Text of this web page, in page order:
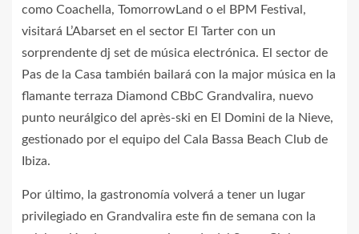
como Coachella, TomorrowLand o el BPM Festival,
visitará L’Abarset en el sector El Tarter con un
sorprendente dj set de música electrónica. El sector de
Pas de la Casa también bailará con la major música en la
flamante terraza Diamond CBbC Grandvalira, nuevo
punto neurálgico del après-ski en El Domini de la Nieve,
gestionado por el equipo del Cala Bassa Beach Club de
Ibiza.
Por último, la gastronomía volverá a tener un lugar
privilegiado en Grandvalira este fin de semana con la